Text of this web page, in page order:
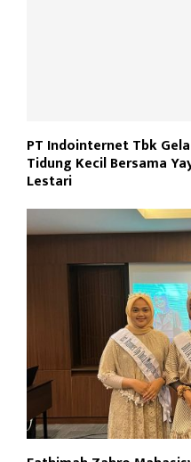
PT Indointernet Tbk
Tidung Kecil Bersama
Lestari